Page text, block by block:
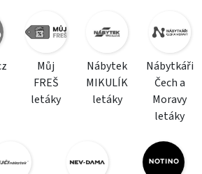
Můj
FREŠ
letáky
Nábytek
MIKULÍK
letáky
Nábytkáři
Čech a
Moravy
letáky